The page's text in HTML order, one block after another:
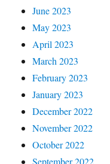
June 2023
May 2023
April 2023
March 2023
February 2023
January 2023
December 2022
November 2022
October 2022
September 2022